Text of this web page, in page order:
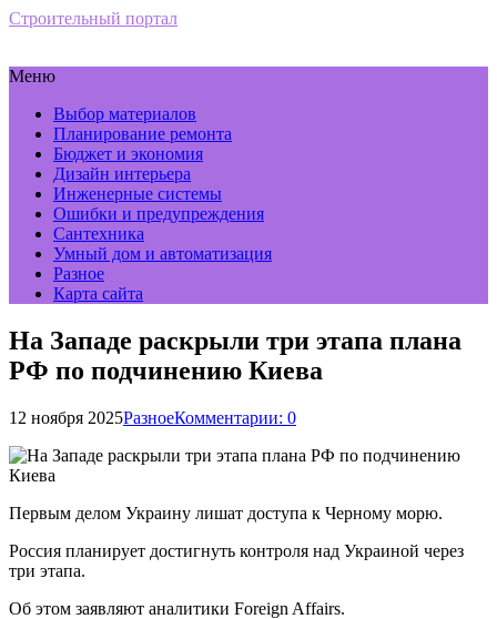
Строительный портал
Меню
Выбор материалов
Планирование ремонта
Бюджет и экономия
Дизайн интерьера
Инженерные системы
Ошибки и предупреждения
Сантехника
Умный дом и автоматизация
Разное
Карта сайта
На Западе раскрыли три этапа плана
РФ по подчинению Киева
12 ноября 2025РазноеКомментарии: 0
Первым делом Украину лишат доступа к Черному морю.
Россия планирует достигнуть контроля над Украиной через
три этапа.
Об этом заявляют аналитики Foreign Affairs.